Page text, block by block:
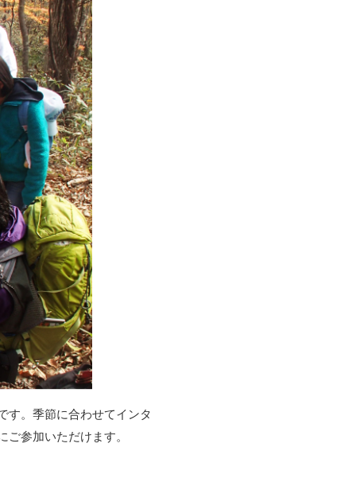
す。季節に合わせてインタ
参加いただけます。